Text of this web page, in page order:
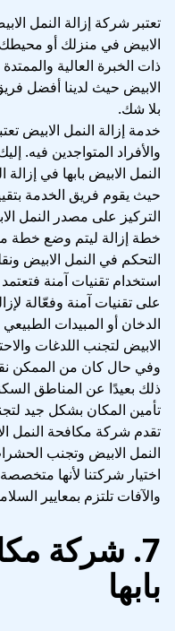
تعتبر شركة إزالة النمل
الابيض في منزلك أو محيطك
ذات الخبرة العالية
الابيض حيث لدينا أفضل
بلا شك.
خدمة إزالة النمل الابيض
والأفراد المتواجدين فيه.
النمل الابيض بابها في
حيث يقوم فريق الخدمة
التركيز على مصدر النمل
خطة إزالة ليتم وضع خطة
التحكم في النمل الابيض
استخدام تقنيات آمنة
على تقنيات آمنة وفعّالة
الدخان أو المبيدات
الابيض لتجنب اللدغات
وفي حال كان من الممكن
ذلك بعيدًا عن المناطق
تأمين المكان بشكل جيد
تقدم شركة مكافحة النمل
النمل الابيض وتجنب
اختيار شركتنا لأنها
والآفات تلتزم بمعايير
7. شركة
بابها